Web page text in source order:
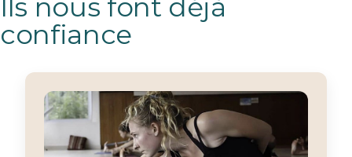
Ils nous font déjà
confiance